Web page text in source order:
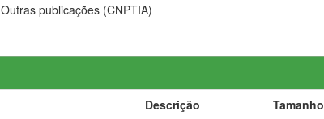
Outras publicações (CNPTIA)
Descrição Tamanho